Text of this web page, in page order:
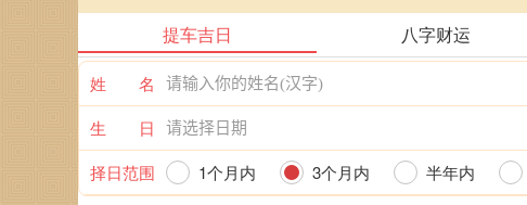
提车吉日 八字财运
姓 名
生 日
择日范围
1个月内 3个月内 半年内